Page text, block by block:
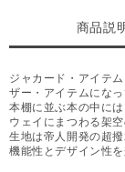
商品説
ジャカード・アイテ
ザー・アイテムになっ
本棚に並ぶ本の中に
ウェイにまつわる架
生地は帝人開発の超
機能性とデザイン性